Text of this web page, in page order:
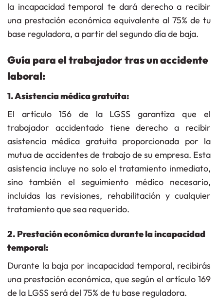
la incapacidad temporal te dará derecho a recibir
una prestación económica equivalente al 75% de tu
base reguladora, a partir del segundo día de baja.
Guía para el trabajador tras un accidente
laboral:
1. Asistencia médica gratuita:
El artículo 156 de la LGSS garantiza que el
trabajador accidentado tiene derecho a recibir
asistencia médica gratuita proporcionada por la
mutua de accidentes de trabajo de su empresa. Esta
asistencia incluye no solo el tratamiento inmediato,
sino también el seguimiento médico necesario,
incluidas las revisiones, rehabilitación y cualquier
tratamiento que sea requerido.
2. Prestación económica durante la incapacidad
temporal:
Durante la baja por incapacidad temporal, recibirás
una prestación económica, que segúnel artículo 169
de la LGSSserá del 75% de tu base reguladora.